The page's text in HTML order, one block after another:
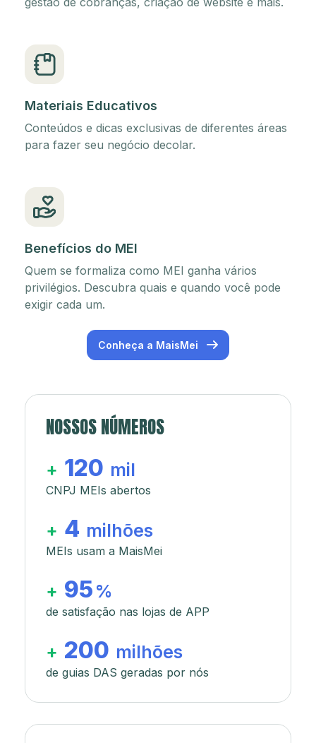
Materiais Educativos
Conteúdos e dicas exclusivas de diferentes áreas
para fazer seu negócio decolar.
Benefícios do MEI
Quem se formaliza como MEI ganha vários
privilégios. Descubra quais e quando você pode
exigir cada um.
Conheça a MaisMei
NOSSOS NÚMEROS
+ 120 mil
CNPJ MEIs abertos
+ 4 milhões
MEIs usam a MaisMei
+ 95 %
de satisfação nas lojas de APP
+ 200 milhões
de guias DAS geradas por nós